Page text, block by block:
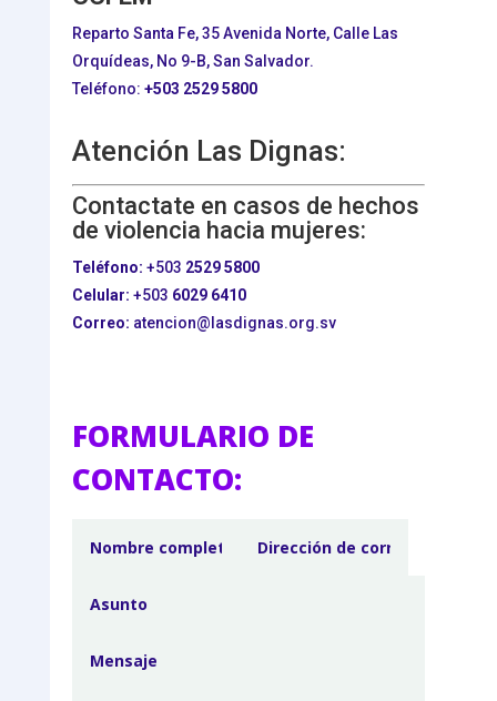
Reparto Santa Fe, 35 Avenida Norte, Calle Las
Orquídeas, No 9-B, San Salvador.
Teléfono: +503 2529 5800
Atención Las Dignas:
Contactate en casos de hechos
de violencia hacia mujeres:
Teléfono: +503 2529 5800
Celular: +503 6029 6410
Correo: atencion@lasdignas.org.sv
FORMULARIO DE
CONTACTO: